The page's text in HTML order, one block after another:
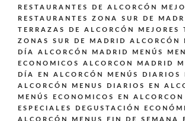
RESTAURANTES DE ALCORCÓN
RESTAURANTES ZONA SUR DE
TERRAZAS DE ALCORCÓN
MEJORES
ZONAS SUR DE MADRID ALCORCÓN
DÍA ALCORCÓN MADRID
MENÚS
ECONOMICOS ALCORCON MADRID
DÍA EN ALCORCÓN
MENÚS DIARIOS
ALCORCÓN
MENUS DIARIOS EN
MENÚS ECONOMICOS EN ALCORCON
ESPECIALES DEGUSTACIÓN
ALCORCÓN
MENUS FIN DE SEMANA